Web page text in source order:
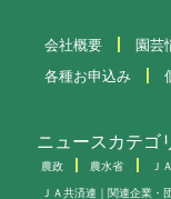
会社概要 園芸
各種お申込み
ニュースカテゴ
農政 農水省 Ｊ
ＪＡ共済連｜関連企業・